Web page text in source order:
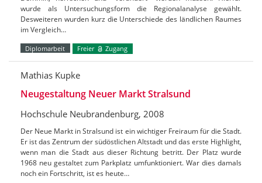
wurde als Untersuchungsform die Regionalanalyse gewählt.
Desweiteren wurden kurz die Unterschiede des ländlichen Raumes
im Vergleich…
Diplomarbeit Freier Zugang
Mathias Kupke
Neugestaltung Neuer Markt Stralsund
Hochschule Neubrandenburg, 2008
Der Neue Markt in Stralsund ist ein wichtiger Freiraum für die Stadt.
Er ist das Zentrum der südöstlichen Altstadt und das erste Highlight,
wenn man die Stadt aus dieser Richtung betritt. Der Platz wurde
1968 neu gestaltet zum Parkplatz umfunktioniert. War dies damals
noch ein Fortschritt, ist es heute…